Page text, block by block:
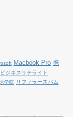
Macbook Pro 携
ジネスサテライト
大学院 リファラースパム